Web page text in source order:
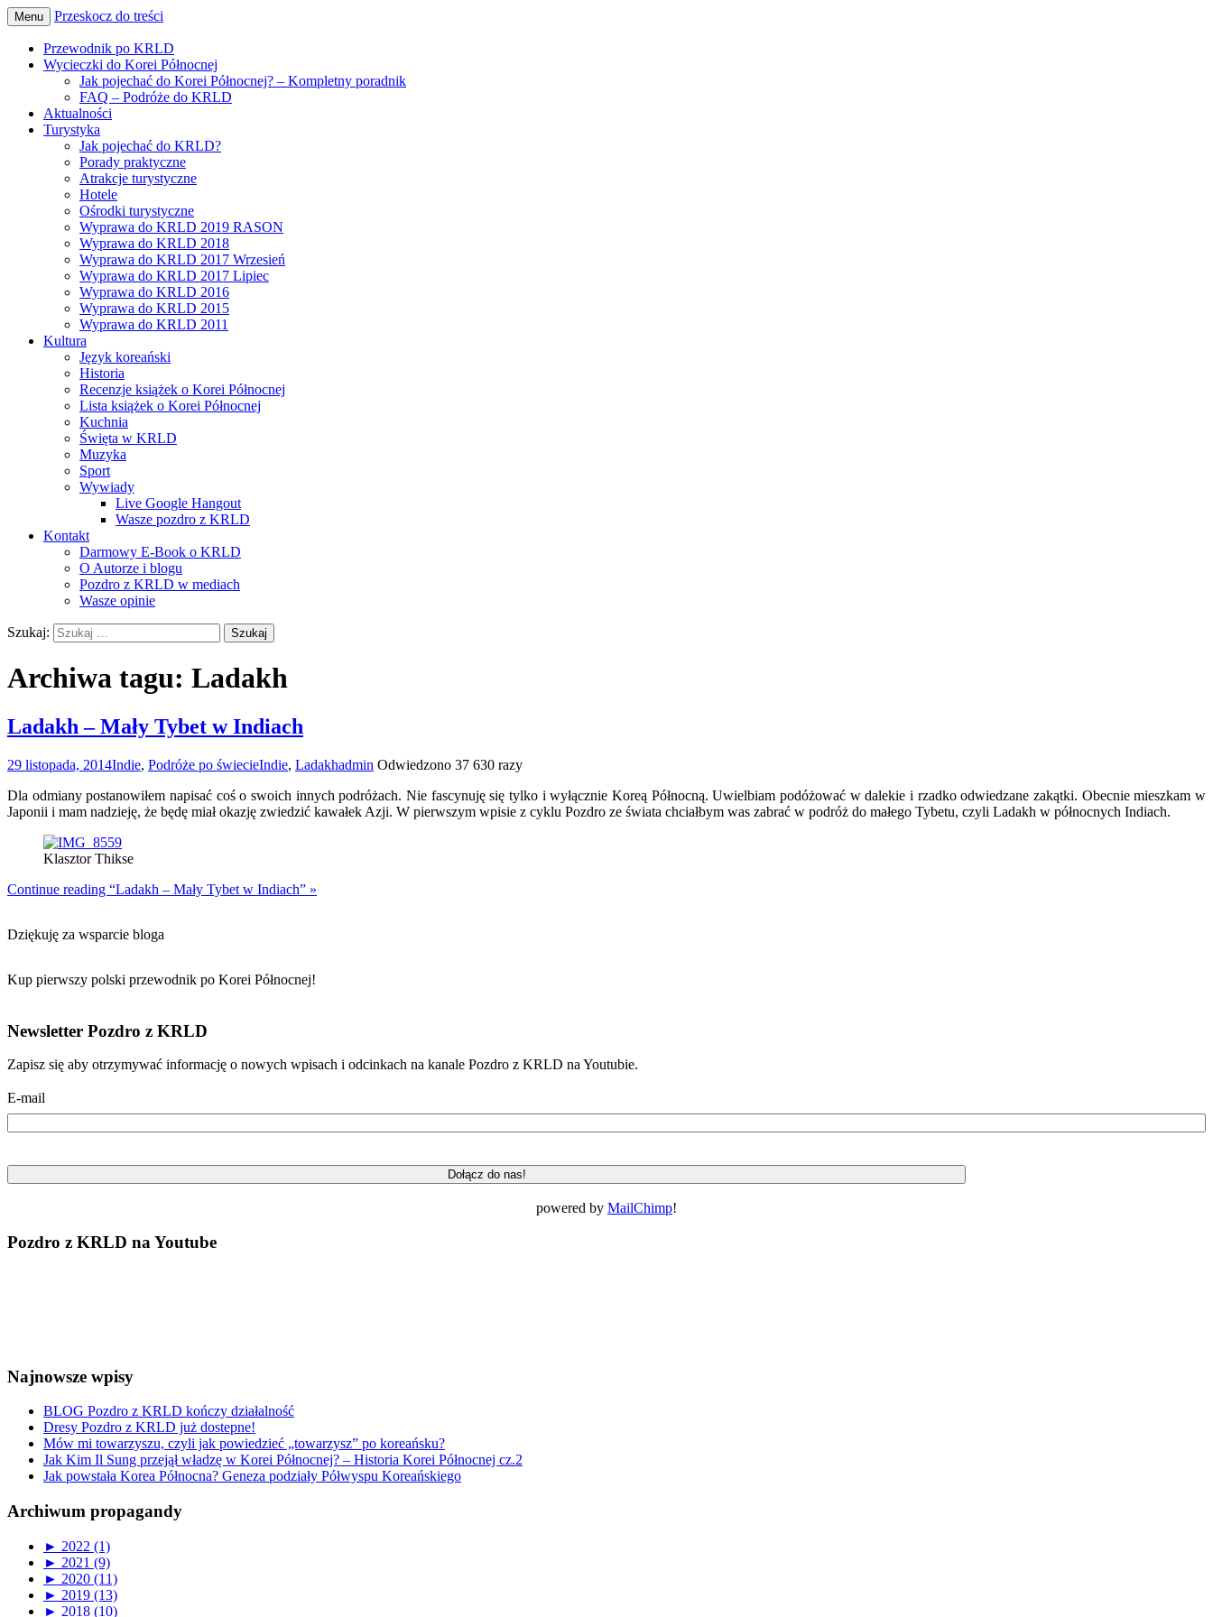
Pozdro z KRLD
Menu Przeskocz do treści
Przewodnik po KRLD
Wycieczki do Korei Północnej
Jak pojechać do Korei Północnej? – Kompletny poradnik
FAQ – Podróże do KRLD
Aktualności
Turystyka
Jak pojechać do KRLD?
Porady praktyczne
Atrakcje turystyczne
Hotele
Ośrodki turystyczne
Wyprawa do KRLD 2019 RASON
Wyprawa do KRLD 2018
Wyprawa do KRLD 2017 Wrzesień
Wyprawa do KRLD 2017 Lipiec
Wyprawa do KRLD 2016
Wyprawa do KRLD 2015
Wyprawa do KRLD 2011
Kultura
Język koreański
Historia
Recenzje książek o Korei Północnej
Lista książek o Korei Północnej
Kuchnia
Święta w KRLD
Muzyka
Sport
Wywiady
Live Google Hangout
Wasze pozdro z KRLD
Kontakt
Darmowy E-Book o KRLD
O Autorze i blogu
Pozdro z KRLD w mediach
Wasze opinie
Szukaj:
Archiwa tagu: Ladakh
Ladakh – Mały Tybet w Indiach
29 listopada, 2014Indie, Podróże po świecieIndie, Ladakhadmin Odwiedzono 37 630 razy
Dla odmiany postanowiłem napisać coś o swoich innych podróżach. Nie fascynuję się tylko i wyłącznie Koreą Północną. Uwielbiam podóżować w dalekie i rzadko odwiedzane zakątki. Obecnie mieszkam w
Japonii i mam nadzieję, że będę miał okazję zwiedzić kawałek Azji. W pierwszym wpisie z cyklu Pozdro ze świata chciałbym was zabrać w podróż do małego Tybetu, czyli Ladakh w północnych Indiach.
Klasztor Thikse
Continue reading “Ladakh – Mały Tybet w Indiach” »
Dziękuję za wsparcie bloga
Kup pierwszy polski przewodnik po Korei Północnej!
Newsletter Pozdro z KRLD
Zapisz się aby otrzymywać informację o nowych wpisach i odcinkach na kanale Pozdro z KRLD na Youtubie.
E-mail
powered by MailChimp!
Pozdro z KRLD na Youtube
Najnowsze wpisy
BLOG Pozdro z KRLD kończy działalność
Dresy Pozdro z KRLD już dostepne!
Mów mi towarzyszu, czyli jak powiedzieć „towarzysz” po koreańsku?
Jak Kim Il Sung przejął władzę w Korei Północnej? – Historia Korei Północnej cz.2
Jak powstała Korea Północna? Geneza podziały Półwyspu Koreańskiego
Archiwum propagandy
► 2022 (1)
► 2021 (9)
► 2020 (11)
► 2019 (13)
► 2018 (10)